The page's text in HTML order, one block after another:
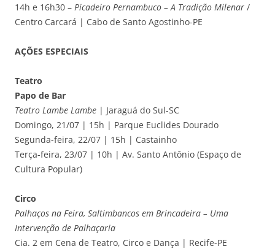
14h e 16h30 – Picadeiro Pernambuco – A Tradição Milenar /
Centro Carcará | Cabo de Santo Agostinho-PE
AÇÕES ESPECIAIS
Teatro
Papo de Bar
Teatro Lambe Lambe | Jaraguá do Sul-SC
Domingo, 21/07 | 15h | Parque Euclides Dourado
Segunda-feira, 22/07 | 15h | Castainho
Terça-feira, 23/07 | 10h | Av. Santo Antônio (Espaço de
Cultura Popular)
Circo
Palhaços na Feira, Saltimbancos em Brincadeira – Uma
Intervenção de Palhaçaria
Cia. 2 em Cena de Teatro, Circo e Dança | Recife-PE